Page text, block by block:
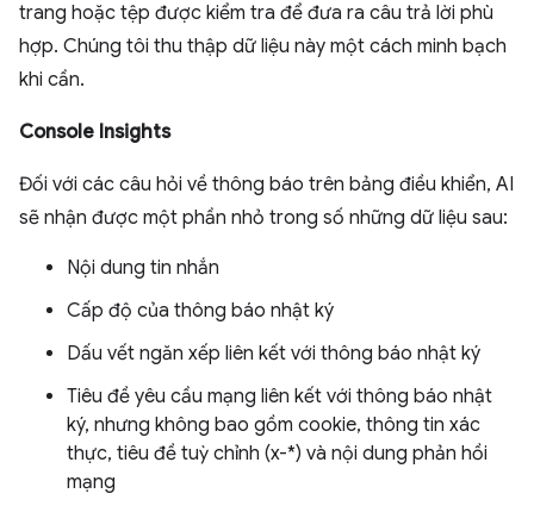
trang hoặc tệp được kiểm tra để đưa ra câu trả lời phù
hợp. Chúng tôi thu thập dữ liệu này một cách minh bạch
khi cần.
Console Insights
Đối với các câu hỏi về thông báo trên bảng điều khiển, AI
sẽ nhận được một phần nhỏ trong số những dữ liệu sau:
Nội dung tin nhắn
Cấp độ của thông báo nhật ký
Dấu vết ngăn xếp liên kết với thông báo nhật ký
Tiêu đề yêu cầu mạng liên kết với thông báo nhật
ký, nhưng không bao gồm cookie, thông tin xác
thực, tiêu đề tuỳ chỉnh (x-*) và nội dung phản hồi
mạng